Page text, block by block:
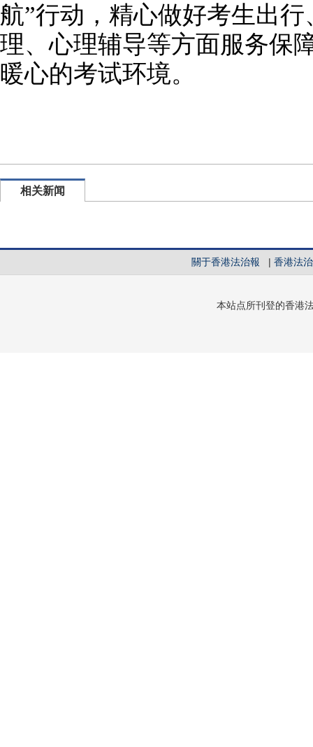
航”行动，精心做好考生出
理、心理辅导等方面服务保
暖心的考试环境。
相关新闻
關于香港法治報 | 香港法
本站点所刊登的香港